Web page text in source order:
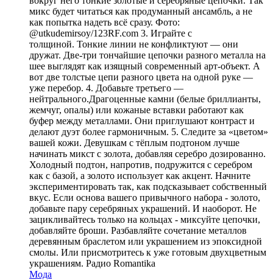
микс будет читаться как продуманный ансамбль, а не
как попытка надеть всё сразу. Фото:
@utkudemirsoy/123RF.com 3. Играйте с
толщиной. Тонкие линии не конфликтуют — они
дружат. Две-три тончайшие цепочки разного металла на
шее выглядят как изящный современный арт-объект. А
вот две толстые цепи разного цвета на одной руке —
уже перебор. 4. Добавьте третьего —
нейтрального.Драгоценные камни (белые бриллианты,
жемчуг, опалы) или кожаные вставки работают как
буфер между металлами. Они приглушают контраст и
делают дуэт более гармоничным. 5. Следите за «цветом»
вашей кожи. Девушкам с тёплым подтоном лучше
начинать микст с золота, добавляя серебро дозированно.
Холодный подтон, напротив, подружится с серебром
как с базой, а золото использует как акцент. Начните
экспериментировать так, как подсказывает собственный
вкус. Если основа вашего привычного набора - золото,
добавьте пару серебряных украшений. И наоборот. Не
зацикливайтесь только на кольцах - миксуйте цепочки,
добавляйте броши. Разбавляйте сочетание металлов
деревянным браслетом или украшением из эпоксидной
смолы. Или присмотритесь к уже готовым двухцветным
украшениям. Радио Romantika
Мода